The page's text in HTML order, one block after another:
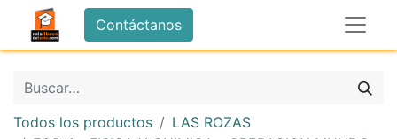
Contáctanos
Todos los productos
LAS ROZAS